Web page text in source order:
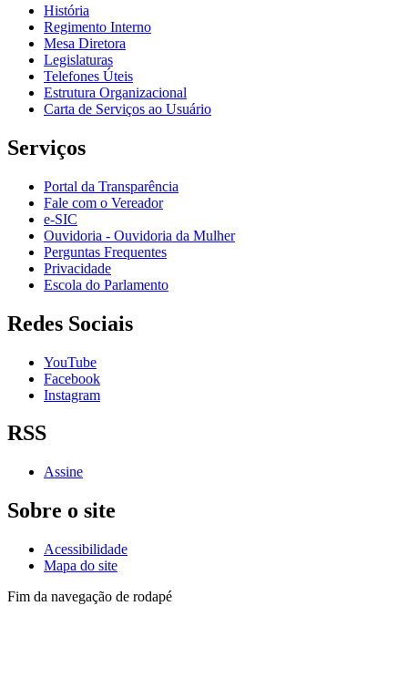
História
Regimento Interno
Mesa Diretora
Legislaturas
Telefones Úteis
Estrutura Organizacional
Carta de Serviços ao Usuário
Serviços
Portal da Transparência
Fale com o Vereador
e-SIC
Ouvidoria - Ouvidoria da Mulher
Perguntas Frequentes
Privacidade
Escola do Parlamento
Redes Sociais
YouTube
Facebook
Instagram
RSS
Assine
Sobre o site
Acessibilidade
Mapa do site
Fim da navegação de rodapé